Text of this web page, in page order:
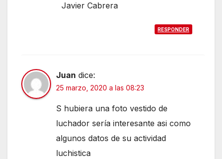
Javier Cabrera
RESPONDER
Juan dice:
25 marzo, 2020 a las 08:23
S hubiera una foto vestido de
luchador sería interesante asi como
algunos datos de su actividad
luchistica